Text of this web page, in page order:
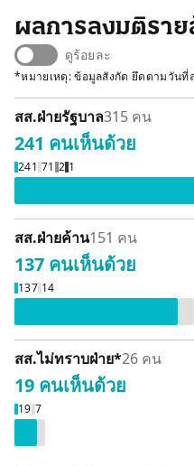
ผลการลงมติรา
ดูร้อยละ
*หมายเหตุ: ข้อมูลสังกัด ยึดตามวันที่
สส.ฝ่ายรัฐบาล315 คน
241 คนเห็นด้วย
241 71 2 1
เห็นด้วย 241 คน
สส.ฝ่ายค้าน151 คน
137 คนเห็นด้วย
137 14
เห็นด้วย 137 คนลา / ขาดลง
สส.ไม่ทราบฝ่าย*รายละเอียด
26 คน
19 คนเห็นด้วย
19 7
ด้วย 19 คน
ขาดลงมติ 7 คน